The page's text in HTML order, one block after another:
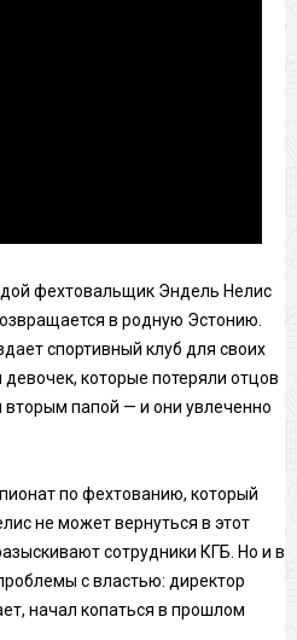
фехтовальщик Эндель Нелис
в родную Эстонию.
спортивный клуб для своих
которые потеряли отцов
вторым папой — и они увлеченно
по фехтованию, который
не может вернуться в этот
сотрудники КГБ. Но и в
с властью: директор
начал копаться в прошлом